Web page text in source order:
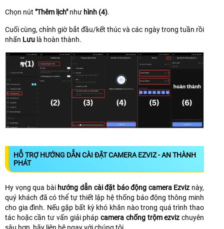
Chọn nút "Thêm lịch"như hình (4).
Cuối cùng, chỉnh giờ bắt đầu/kết thúc và các ngày trong tuần rồi
nhấn Lưu là hoàn thành.
HỖ TRỢ HƯỚNG DẪN CÀI ĐẶT CAMERA EZVIZ - AN THÀNH
PHÁT
Hy vọng qua bài hướng dẫn cài đặt báo động camera Ezviz này,
quý khách đã có thể tự thiết lập hệ thống báo động thông minh
cho gia đình. Nếu gặp bất kỳ khó khăn nào trong quá trình thao
tác hoặc cần tư vấn giải phápcamera chống trộm ezviz chuyên
sâu hơn, hãy liên hệ ngay với chúng tôi.